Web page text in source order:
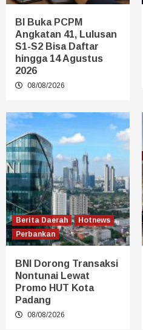
BI Buka PCPM
Angkatan 41, Lulusan
S1-S2 Bisa Daftar
hingga 14 Agustus
2026
08/08/2026
Berita Daerah
Hotnews
Perbankan
BNI Dorong Transaksi
Nontunai Lewat
Promo HUT Kota
Padang
08/08/2026